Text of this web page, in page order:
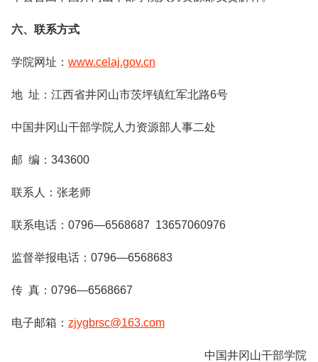
六、联系方式
学院网址： www.celaj.gov.cn
地 址：江西省井冈山市茨坪镇红军北路6号
中国井冈山干部学院人力资源部人事二处
邮 编：343600
联系人：张老师
联系电话：0796—6568687 13657060976
监督举报电话：0796—6568683
传 真：0796—6568667
电子邮箱： zjygbrsc@163.com
中国井冈山干部学院